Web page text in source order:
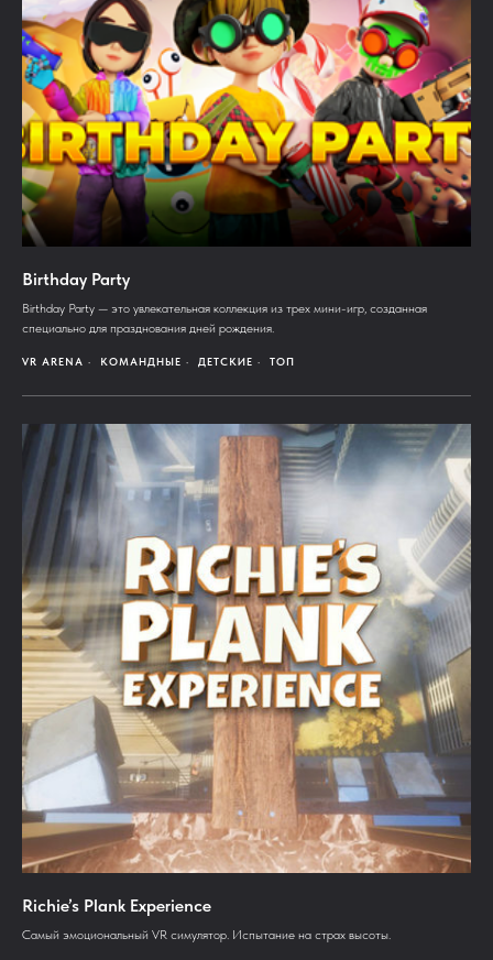
Birthday Party
Birthday Party — это увлекательная коллекция из трех мини-игр, созданная
специально для празднования дней рождения.
VR ARENA КОМАНДНЫЕ ДЕТСКИЕ ТОП
Richie’s Plank Experience
Самый эмоциональный VR симулятор. Испытание на страх высоты.